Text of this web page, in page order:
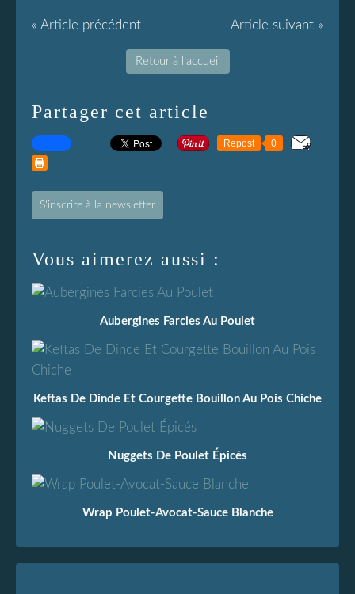
« Article précédent Article suivant »
Retour à l'accueil
Partager cet article
Repost 0
S'inscrire à la newsletter
Vous aimerez aussi :
Aubergines Farcies Au Poulet
Keftas De Dinde Et Courgette Bouillon Au Pois Chiche
Nuggets De Poulet Épicés
Wrap Poulet-Avocat-Sauce Blanche